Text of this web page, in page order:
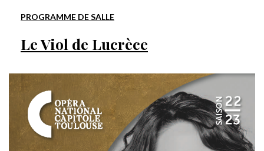
Le Viol de Lucrèce
PROGRAMME DE SALLE